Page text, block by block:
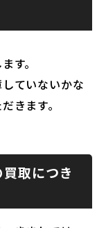
す。
ていないかな
きます。
取につき